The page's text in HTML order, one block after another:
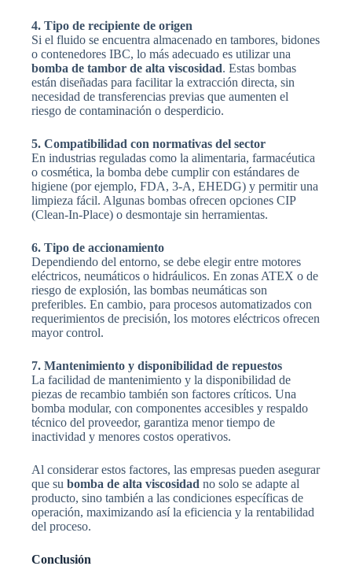
4. Tipo de recipiente de origen
Si el fluido se encuentra almacenado en tambores, bidones
o contenedores IBC, lo más adecuado es utilizar una
bomba de tambor de alta viscosidad. Estas bombas
están diseñadas para facilitar la extracción directa, sin
necesidad de transferencias previas que aumenten el
riesgo de contaminación o desperdicio.
5. Compatibilidad con normativas del sector
En industrias reguladas como la alimentaria, farmacéutica
o cosmética, la bomba debe cumplir con estándares de
higiene (por ejemplo, FDA, 3-A, EHEDG) y permitir una
limpieza fácil. Algunas bombas ofrecen opciones CIP
(Clean-In-Place) o desmontaje sin herramientas.
6. Tipo de accionamiento
Dependiendo del entorno, se debe elegir entre motores
eléctricos, neumáticos o hidráulicos. En zonas ATEX o de
riesgo de explosión, las bombas neumáticas son
preferibles. En cambio, para procesos automatizados con
requerimientos de precisión, los motores eléctricos ofrecen
mayor control.
7. Mantenimiento y disponibilidad de repuestos
La facilidad de mantenimiento y la disponibilidad de
piezas de recambio también son factores críticos. Una
bomba modular, con componentes accesibles y respaldo
técnico del proveedor, garantiza menor tiempo de
inactividad y menores costos operativos.
Al considerar estos factores, las empresas pueden asegurar
que su bomba de alta viscosidad no solo se adapte al
producto, sino también a las condiciones específicas de
operación, maximizando así la eficiencia y la rentabilidad
del proceso.
Conclusión